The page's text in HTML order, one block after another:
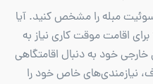
مبله را مشخص کنید. آیا
اقامت موقت کاری نیاز به
خود به دنبال اقامتگاهی
نیازمندی‌های خاص خود را